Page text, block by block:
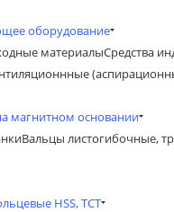
оборудование
материалыСредства
магнитном основании
Вальцы листогибочные,
HSS, TCT